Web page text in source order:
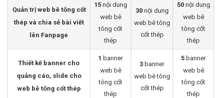
Quản trị web bê tông cốt
thép và chia sẻ bài viết
lên Fanpage
15nội dung
web bê
tông cốt
thép
30 nội dung
web bê tông
cốt thép
50nội dung
web bê
tông cốt
thép
Thiết kế banner cho
quảng cáo, slide cho
web bê tông cốt thép
1 banner
web bê
tông cốt
thép
3 banner
web bê tông
cốt thép
5 banner
web bê
tông cốt
thép